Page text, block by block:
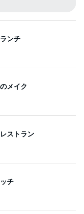
ンチ
メイク
ストラン
チ